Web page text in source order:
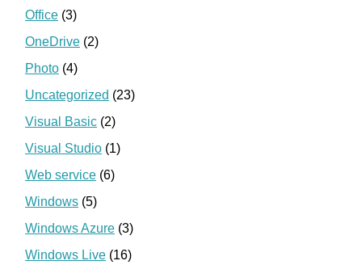
Office (3)
OneDrive (2)
Photo (4)
Uncategorized (23)
Visual Basic (2)
Visual Studio (1)
Web service (6)
Windows (5)
Windows Azure (3)
Windows Live (16)